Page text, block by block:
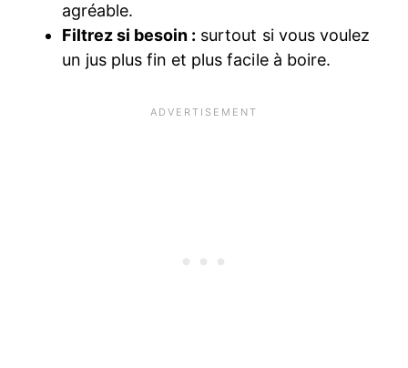
agréable.
Filtrez si besoin : surtout si vous voulez
un jus plus fin et plus facile à boire.